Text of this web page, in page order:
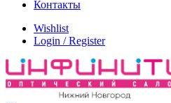
Контакты
Wishlist
Login / Register